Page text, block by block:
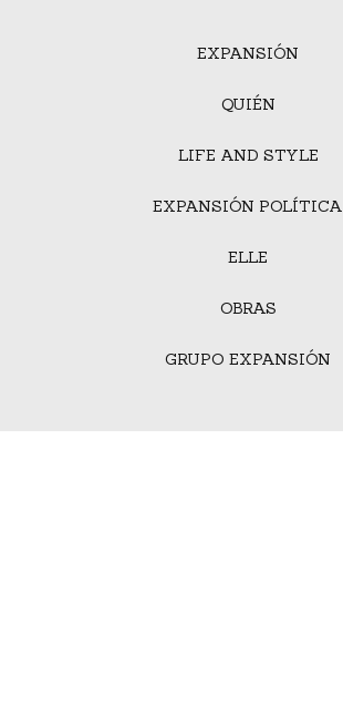
EXPANSIÓN
QUIÉN
LIFE AND STYLE
EXPANSIÓN POLÍTICA
ELLE
OBRAS
GRUPO EXPANSIÓN